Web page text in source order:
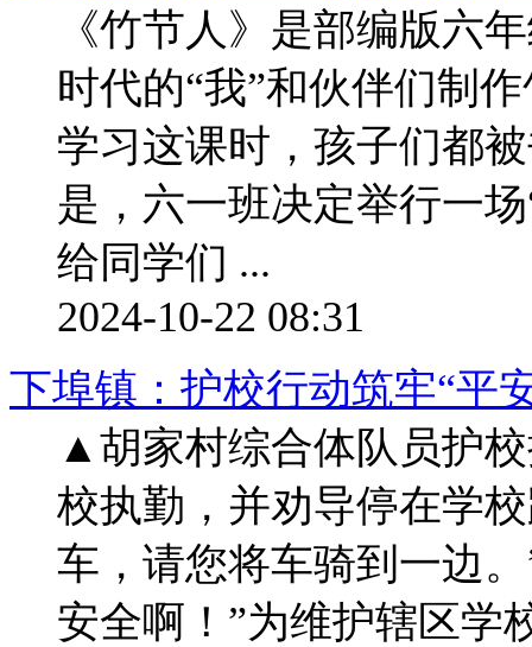
《竹节人》是部编版六
时代的“我”和伙伴们制
学习这课时，孩子们都
是，六一班决定举行一
给同学们 ...
2024-10-22 08:31
下埠镇：护校行动筑牢“平
▲胡家村综合体队员护
校执勤，并劝导停在学
车，请您将车骑到一边
安全啊！”为维护辖区学